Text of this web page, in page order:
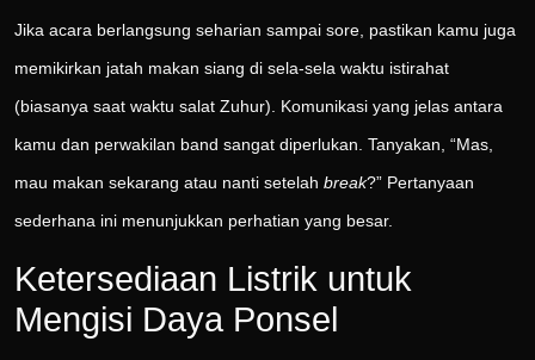
Jika acara berlangsung seharian sampai sore, pastikan kamu juga
memikirkan jatah makan siang di sela-sela waktu istirahat
(biasanya saat waktu salat Zuhur). Komunikasi yang jelas antara
kamu dan perwakilan band sangat diperlukan. Tanyakan, “Mas,
mau makan sekarang atau nanti setelah break?” Pertanyaan
sederhana ini menunjukkan perhatian yang besar.
Ketersediaan Listrik untuk
Mengisi Daya Ponsel